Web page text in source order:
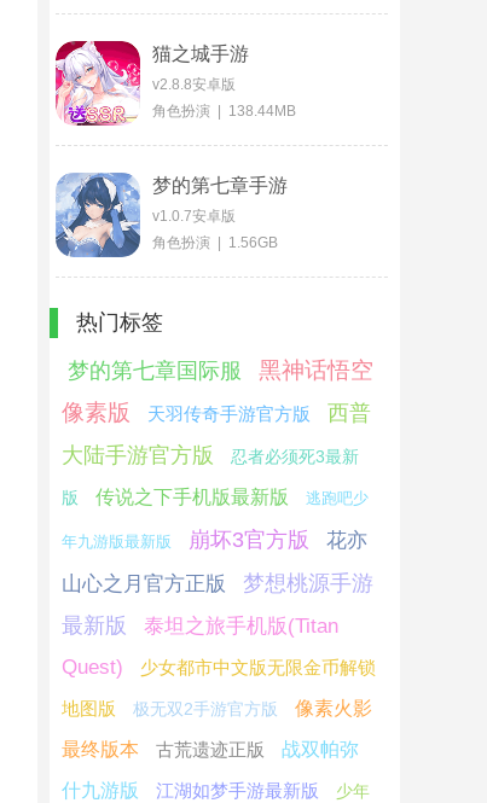
猫之城手游
v2.8.8安卓版
角色扮演 | 138.44MB
梦的第七章手游
v1.0.7安卓版
角色扮演 | 1.56GB
热门标签
梦的第七章国际服
黑神话悟空
像素版
天羽传奇手游官方版
西普
大陆手游官方版
忍者必须死3最新
版 传说之下手机版最新版 逃跑吧少
年九游版最新版 崩坏3官方版
花亦
山心之月官方正版
梦想桃源手游
最新版
泰坦之旅手机版(Titan
Quest)
少女都市中文版无限金币解锁
地图版
极无双2手游官方版
像素火影
最终版本
古荒遗迹正版
战双帕弥
什九游版
江湖如梦手游最新版 少年